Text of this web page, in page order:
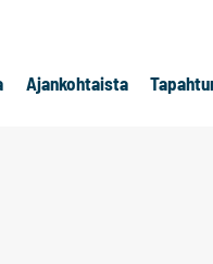
Ajankohtaista